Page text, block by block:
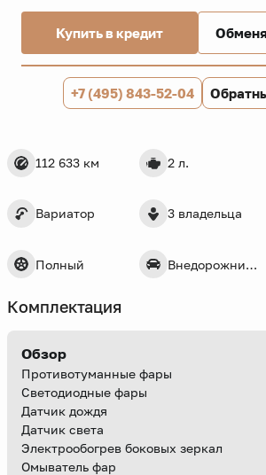
112 633 км 2 л.
Вариатор 3 владельца
Полный Внедорожник 5 дв.
Купить в кредит
+7 (495) 843-52-04
Комплектация
Обзор
Противотуманные фары
Светодиодные фары
Датчик дождя
Датчик света
Электрообогрев боковых зеркал
Омыватель фар